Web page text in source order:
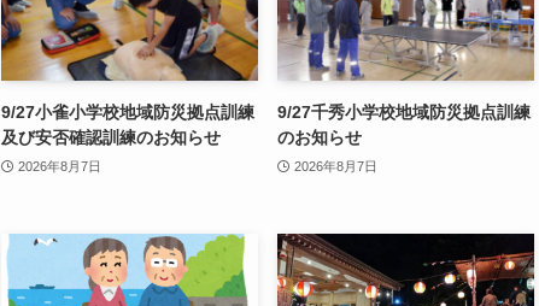
9/27小雀小学校地域防災拠点訓練
及び安否確認訓練のお知らせ
2026年8月7日
9/27千秀小学校地域防災拠点訓練
のお知らせ
2026年8月7日